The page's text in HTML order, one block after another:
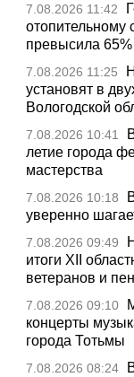
7.08.2026 11:42
отопительному
превысила 65%
7.08.2026 11:25
установят в
Вологодской
7.08.2026 10:41
летие города
мастерства
7.08.2026 10:18
уверенно
7.08.2026 09:49
итоги XII
ветеранов и
7.08.2026 09:10
концерты
города Тотьмы
7.08.2026 08:24